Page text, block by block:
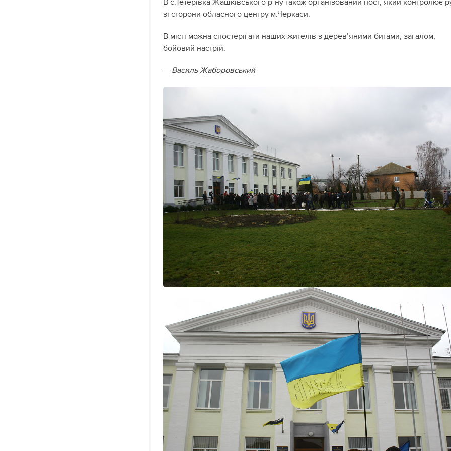
зі сторони обласного центру м.Черкаси.
В місті можна спостерігати наших жителів з дерев’яними битами, загалом,
бойовий настрій.
— Василь Жаборовський